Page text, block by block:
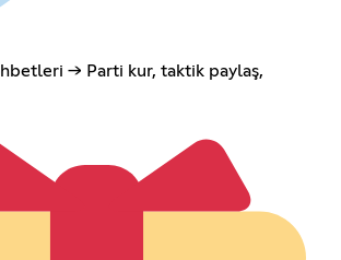
→ Parti kur, taktik paylaş,